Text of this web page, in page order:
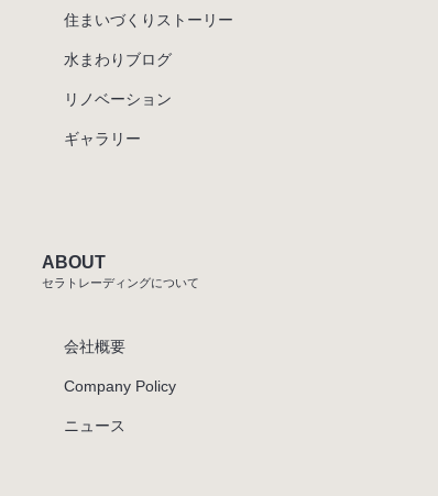
住まいづくりストーリー
水まわりブログ
リノベーション
ギャラリー
ABOUT
セラトレーディングについて
会社概要
Company Policy
ニュース